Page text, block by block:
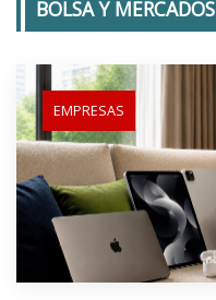
BOLSA Y MERCADOS
EMPRESAS